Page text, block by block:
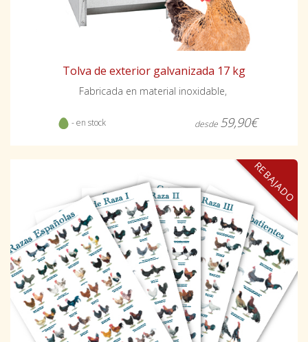
Tolva de exterior galvanizada 17 kg
Fabricada en material inoxidable,
- en stock desde 59,90€
REBAJADO